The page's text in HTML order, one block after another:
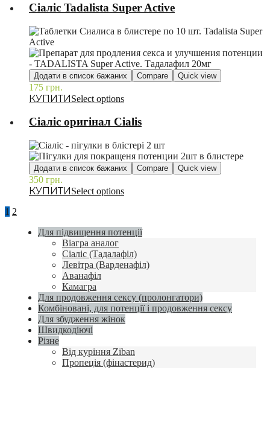
Сіаліс Tadalista Super Active
Додати в список бажаних Compare Quick view
175 грн.
Select options
Сіаліс оригінал Cialis
Додати в список бажаних Compare Quick view
350 грн.
Select options
1 2
Для підвищення потенції
Віагра аналог
Сіаліс (Тадалафіл)
Левітра (Варденафіл)
Аванафіл
Камагра
Для продовження сексу (пролонгатори)
Комбіновані, для потенції і продовження сексу
Для збудження жінок
Швидкодіючі
Різне
Від куріння Ziban
Пропеція (фінастерид)